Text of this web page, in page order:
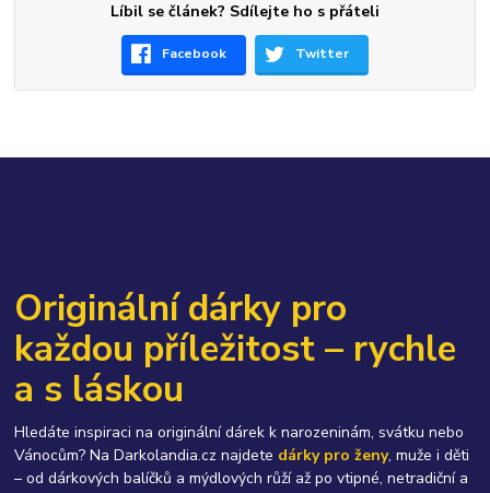
Líbil se článek? Sdílejte ho s přáteli
Facebook Twitter
Originální dárky pro
každou příležitost – rychle
a s láskou
Hledáte inspiraci na originální dárek k narozeninám, svátku nebo
Vánocům? Na Darkolandia.cz najdete dárky pro ženy, muže i děti
– od dárkových balíčků a mýdlových růží až po vtipné, netradiční a